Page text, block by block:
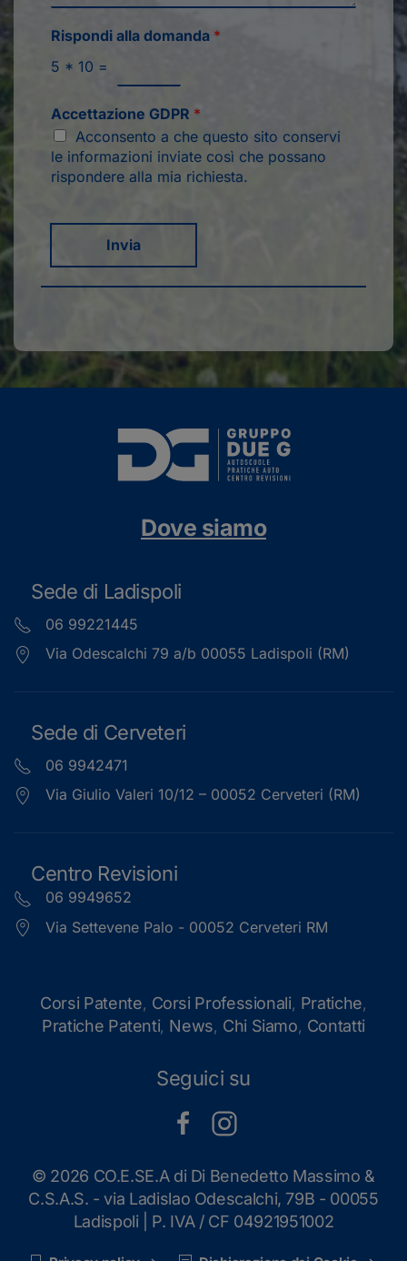
Rispondi alla domanda *
5 * 10 =
Accettazione GDPR *
Acconsento a che questo sito conservi
le informazioni inviate così che possano
rispondere alla mia richiesta.
Invia
Dove siamo
Sede di Ladispoli
06 99221445
Via Odescalchi 79 a/b 00055 Ladispoli (RM)
Sede di Cerveteri
06 9942471
Via Giulio Valeri 10/12 – 00052 Cerveteri (RM)
Centro Revisioni
06 9949652
Via Settevene Palo - 00052 Cerveteri RM
Corsi Patente, Corsi Professionali, Pratiche,
Pratiche Patenti, News, Chi Siamo, Contatti
Seguici su
© 2026 CO.E.SE.A di Di Benedetto Massimo &
C.S.A.S. - via Ladislao Odescalchi, 79B - 00055
Ladispoli | P. IVA / CF 04921951002